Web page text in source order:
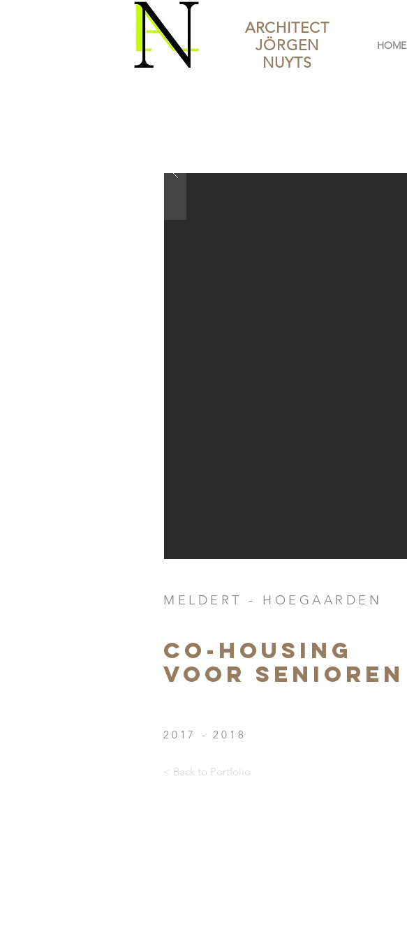
HOME
ARCHITECT
JÖRGEN
NUYTS
MELDERT - HOEGAARDEN
Co-housing
voor senioren
2017 - 2018
< Back to Portfolio